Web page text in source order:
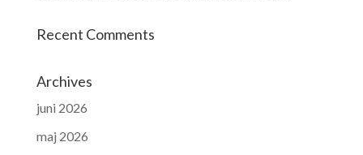
Recent Comments
Archives
juni 2026
maj 2026